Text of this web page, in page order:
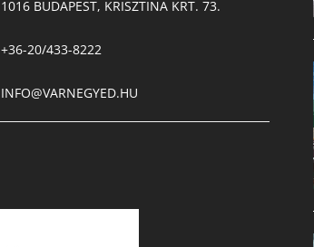
1016 BUDAPEST, KRISZTINA KRT. 73.
+36-20/433-8222
INFO@VARNEGYED.HU